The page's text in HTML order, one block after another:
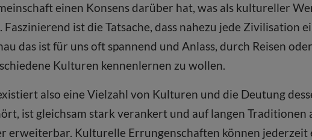
einen Konsens darüber hat, was als kultureller
Faszinierend ist die Tatsache, dass nahezu jede Zivilisation
das ist für uns oft spannend und Anlass, durch Reisen
Kulturen kennenlernen zu wollen.
also eine Vielzahl von Kulturen und die Deutung
ist gleichsam stark verankert und auf langen
erweiterbar. Kulturelle Errungenschaften können jederzeit